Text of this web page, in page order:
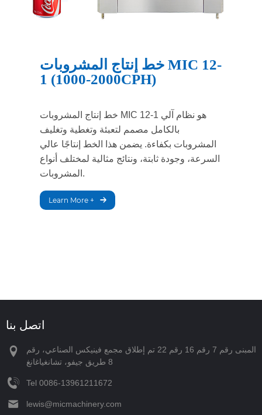
خط إنتاج المشروبات MIC 12-
1 (1000-2000CPH)
خط إنتاج المشروبات MIC 12-1 هو نظام آلي
بالكامل مصمم لتعبئة وتغطية وتغليف
المشروبات بكفاءة. يضمن هذا الخط إنتاجًا عالي
السرعة، وجودة ثابتة، ونتائج مثالية لمختلف أنواع
المشروبات.
Learn More +
اتصل بنا
المبنى رقم 7 رقم 16 رقم 22 تم إطلاق مجمع فينيكس الصناعي، رقم
8 طريق جيفو، تشانغياغانغ
Tel ‪0086-13961211672‬
lewis@micmachinery.com